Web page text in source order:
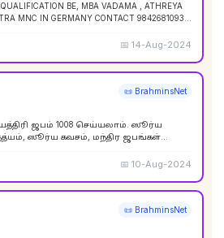
BE, MBA VADAMA , ATHREYA
MNC IN GERMANY CONTACT 9842681093 /
📅14-Aug-2024
📜 BrahminsNet
ஜபம் 1008 செய்யலாம். ஸூர்ய
ஸூர்ய கவசம், மந்திர ஜபங்கள்
📅10-Aug-2024
📜 BrahminsNet